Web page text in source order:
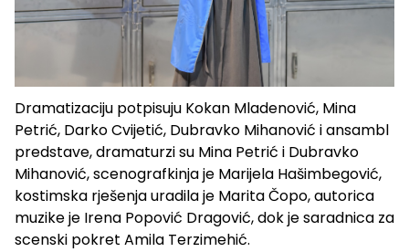
Dramatizaciju potpisuju Kokan Mladenović, Mina
Petrić, Darko Cvijetić, Dubravko Mihanović i ansambl
predstave, dramaturzi su Mina Petrić i Dubravko
Mihanović, scenografkinja je Marijela Hašimbegović,
kostimska rješenja uradila je Marita Čopo, autorica
muzike je Irena Popović Dragović, dok je saradnica za
scenski pokret Amila Terzimehić.